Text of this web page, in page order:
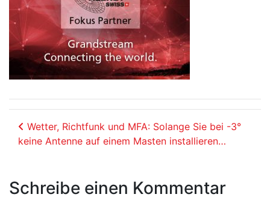
Beitrags-Navigation
Wetter, Richtfunk und MFA: Solange Sie bei -3°
keine Antenne auf einem Masten installieren…
Schreibe einen Kommentar